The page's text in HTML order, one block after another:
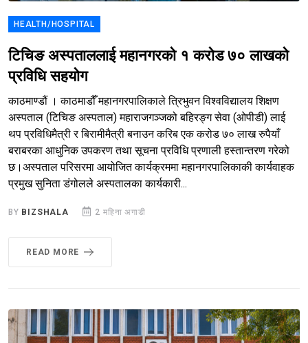
HEALTH/HOSPITAL
टिचिङ अस्पताललाई महानगरको १ करोड ७० लाखको
प्रविधि सहयोग
काठमाण्डौं । काठमाडौँ महानगरपालिकाले त्रिभुवन विश्वविद्यालय शिक्षण
अस्पताल (टिचिङ अस्पताल) महाराजगञ्जको बहिरङ्ग सेवा (ओपीडी) लाई
थप प्रविधिमैत्री र बिरामीमैत्री बनाउन करिब एक करोड ७० लाख रुपैयाँ
बराबरका आधुनिक उपकरण तथा सूचना प्रविधि प्रणाली हस्तान्तरण गरेको
छ।अस्पताल परिसरमा आयोजित कार्यक्रममा महानगरपालिकाकी कार्यवाहक
प्रमुख सुनिता डंगोलले अस्पतालका कार्यकारी...
BY BIZSHALA 2 महिना अगाडी
READ MORE